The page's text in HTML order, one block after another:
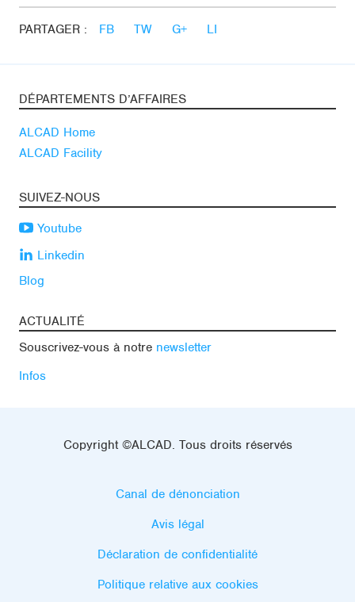
PARTAGER : FB TW G+ LI
DÉPARTEMENTS D’AFFAIRES
ALCAD Home
ALCAD Facility
SUIVEZ-NOUS
Youtube
Linkedin
Blog
ACTUALITÉ
Souscrivez-vous à notre newsletter
Infos
Copyright ©ALCAD. Tous droits réservés
Canal de dénonciation
Avis légal
Déclaration de confidentialité
Politique relative aux cookies